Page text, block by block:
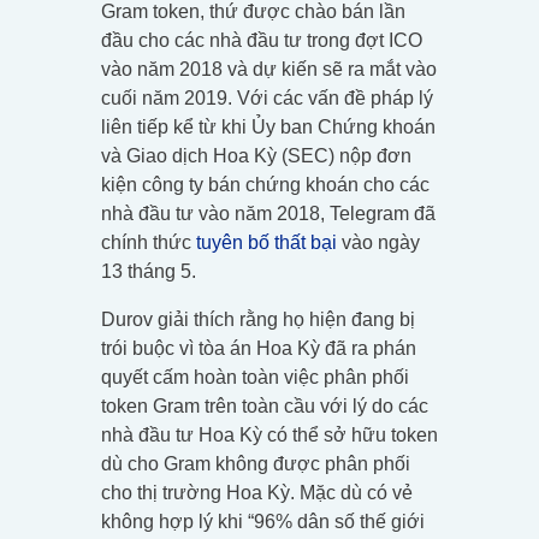
Gram token, thứ được chào bán lần
đầu cho các nhà đầu tư trong đợt ICO
vào năm 2018 và dự kiến sẽ ra mắt vào
cuối năm 2019. Với các vấn đề pháp lý
liên tiếp kể từ khi Ủy ban Chứng khoán
và Giao dịch Hoa Kỳ (SEC) nộp đơn
kiện công ty bán chứng khoán cho các
nhà đầu tư vào năm 2018, Telegram đã
chính thức tuyên bố thất bại vào ngày
13 tháng 5.
Durov giải thích rằng họ hiện đang bị
trói buộc vì tòa án Hoa Kỳ đã ra phán
quyết cấm hoàn toàn việc phân phối
token Gram trên toàn cầu với lý do các
nhà đầu tư Hoa Kỳ có thể sở hữu token
dù cho Gram không được phân phối
cho thị trường Hoa Kỳ. Mặc dù có vẻ
không hợp lý khi “96% dân số thế giới